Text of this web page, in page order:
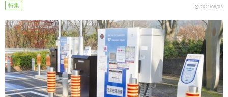
特集 2021/08/03